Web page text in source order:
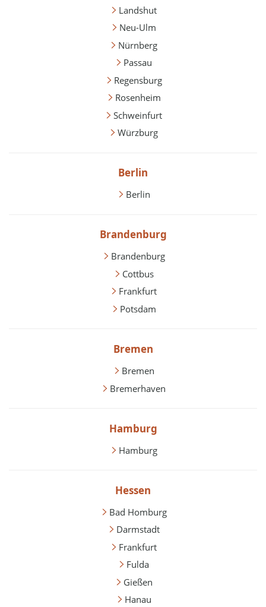
Landshut
Neu-Ulm
Nürnberg
Passau
Regensburg
Rosenheim
Schweinfurt
Würzburg
Berlin
Berlin
Brandenburg
Brandenburg
Cottbus
Frankfurt
Potsdam
Bremen
Bremen
Bremerhaven
Hamburg
Hamburg
Hessen
Bad Homburg
Darmstadt
Frankfurt
Fulda
Gießen
Hanau